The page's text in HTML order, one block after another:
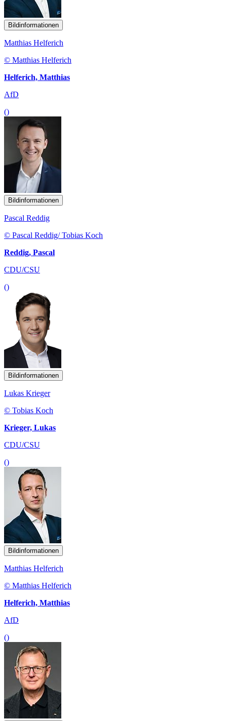
Bildinformationen
Matthias Helferich
© Matthias Helferich
Helferich, Matthias
AfD
()
Bildinformationen
Pascal Reddig
© Pascal Reddig/ Tobias Koch
Reddig, Pascal
CDU/CSU
()
Bildinformationen
Lukas Krieger
© Tobias Koch
Krieger, Lukas
CDU/CSU
()
Bildinformationen
Matthias Helferich
© Matthias Helferich
Helferich, Matthias
AfD
()